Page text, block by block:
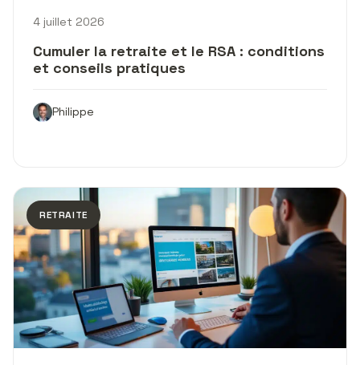
4 juillet 2026
Cumuler la retraite et le RSA : conditions
et conseils pratiques
Philippe
RETRAITE